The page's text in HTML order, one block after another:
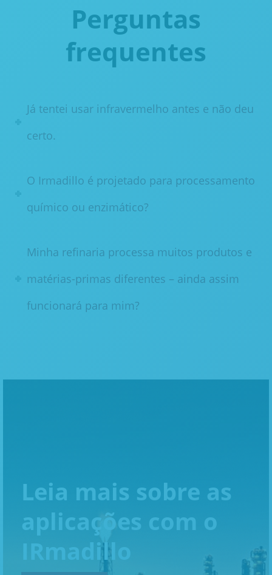
Perguntas
frequentes
Já tentei usar infravermelho antes e não deu
certo.
O Irmadillo é projetado para processamento
químico ou enzimático?
Minha refinaria processa muitos produtos e
matérias-primas diferentes – ainda assim
funcionará para mim?
Leia mais sobre as
aplicações com o
IRmadillo